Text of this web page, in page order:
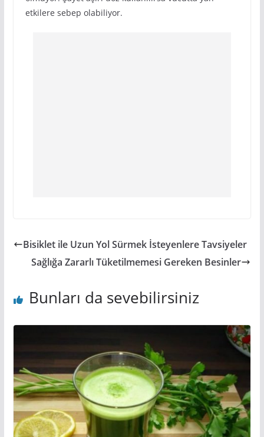
etkilere sebep olabiliyor.
Bisiklet ile Uzun Yol Sürmek İsteyenlere Tavsiyeler
Sağlığa Zararlı Tüketilmemesi Gereken Besinler
Bunları da sevebilirsiniz